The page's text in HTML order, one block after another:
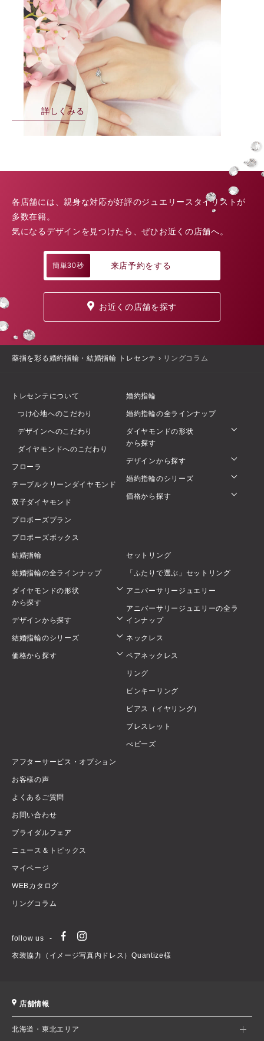
詳しくみる
各店舗には、親身な対応が好評のジュエリースタイリストが
多数在籍。
気になるデザインを見つけたら、ぜひお近くの店舗へ。
簡単30秒 来店予約をする
お近くの店舗を探す
薬指を彩る婚約指輪・結婚指輪 トレセンテ › リングコラム
トレセンテについて
つけ心地へのこだわり
デザインへのこだわり
ダイヤモンドへのこだわり
フローラ
テーブルクリーンダイヤモンド
双子ダイヤモンド
プロポーズプラン
プロポーズボックス
婚約指輪
婚約指輪の全ラインナップ
ダイヤモンドの形状
から探す
デザインから探す
婚約指輪のシリーズ
価格から探す
結婚指輪
結婚指輪の全ラインナップ
ダイヤモンドの形状
から探す
デザインから探す
結婚指輪のシリーズ
価格から探す
セットリング
「ふたりで選ぶ」セットリング
アニバーサリージュエリー
アニバーサリージュエリーの全ラ
インナップ
ネックレス
ペアネックレス
リング
ピンキーリング
ピアス（イヤリング）
ブレスレット
べビーズ
アフターサービス・オプション
お客様の声
よくあるご質問
お問い合わせ
ブライダルフェア
ニュース＆トピックス
マイページ
WEBカタログ
リングコラム
follow us
衣装協力（イメージ写真内ドレス）Quantize様
店舗情報
北海道・東北エリア